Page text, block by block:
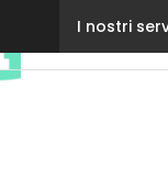
I nostri
Contact